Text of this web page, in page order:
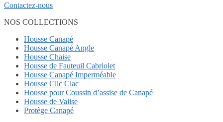
Contactez-nous
NOS COLLECTIONS
Housse Canapé
Housse Canapé Angle
Housse Chaise
Housse de Fauteuil Cabriolet
Housse Canapé Imperméable
Housse Clic Clac
Housse pour Coussin d’assise de Canapé
Housse de Valise
Protège Canapé